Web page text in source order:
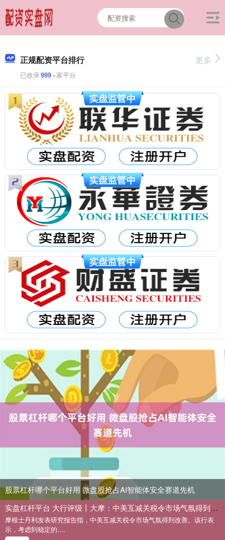
正规配资平台排行
已收录999+家平台
更多
股票杠杆哪个平台好用 微盘股抢占AI智能体安全赛道先机
实盘杠杆平台 大行评级丨大摩：中美互减关税令市场气氛得到改善 保险股具吸引力
摩根士丹利发表研究报告指，中美互减关税令市场气氛得到改善。该行表
示，考虑到稳定的....